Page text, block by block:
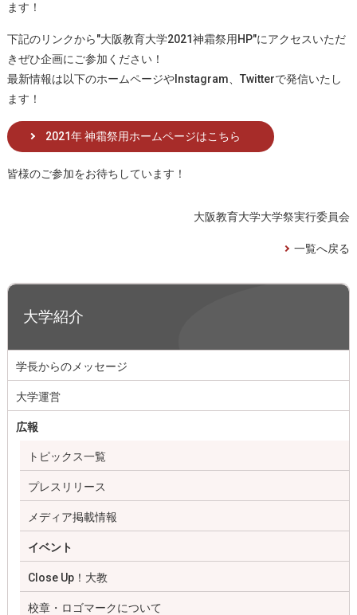
ます！
下記のリンクから"大阪教育大学2021神霜祭用HP"にアクセスいただ
きぜひ企画にご参加ください！
最新情報は以下のホームページやInstagram、Twitterで発信いたし
ます！
2021年 神霜祭用ホームページはこちら
皆様のご参加をお待ちしています！
大阪教育大学大学祭実行委員会
一覧へ戻る
大学紹介
学長からのメッセージ
大学運営
広報
トピックス一覧
プレスリリース
メディア掲載情報
イベント
Close Up！大教
校章・ロゴマークについて